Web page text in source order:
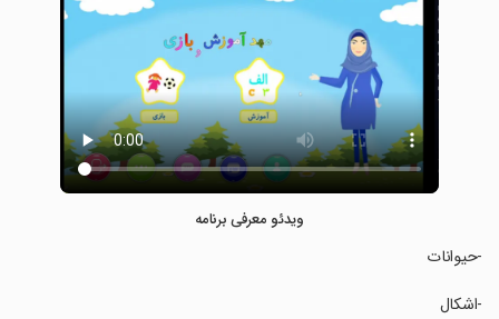
ویدئو معرفی برنامه
‏‏-حیوانات
‏‏-اشکال